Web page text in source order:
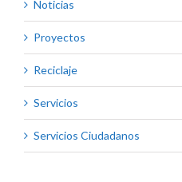
Noticias
Proyectos
Reciclaje
Servicios
Servicios Ciudadanos